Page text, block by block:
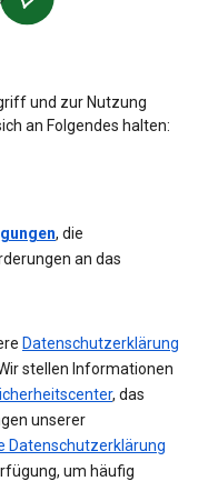
und zur Nutzung
an Folgendes halten:
, die
an das
Datenschutzerklärung
stellen Informationen
, das
unserer
Datenschutzerklärung
um häufig